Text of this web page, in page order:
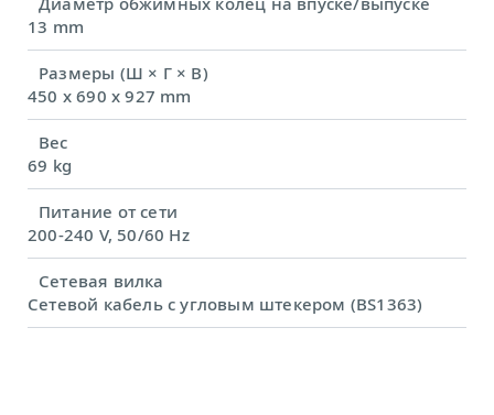
13 mm
Размеры (Ш × Г × В)
450 x 690 x 927 mm
Вес
69 kg
Питание от сети
200-240 V, 50/60 Hz
Сетевая вилка
Сетевой кабель с угловым штекером (BS1363)